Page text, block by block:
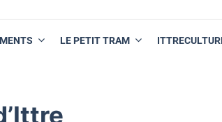
LE PETIT TRAM